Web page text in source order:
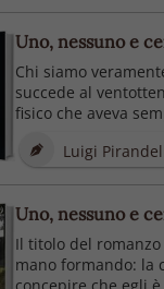
Uno, nessuno e
Chi siamo
succede al
fisico che aveva
Luigi
Uno, nessuno e
Il titolo del
mano formando: la